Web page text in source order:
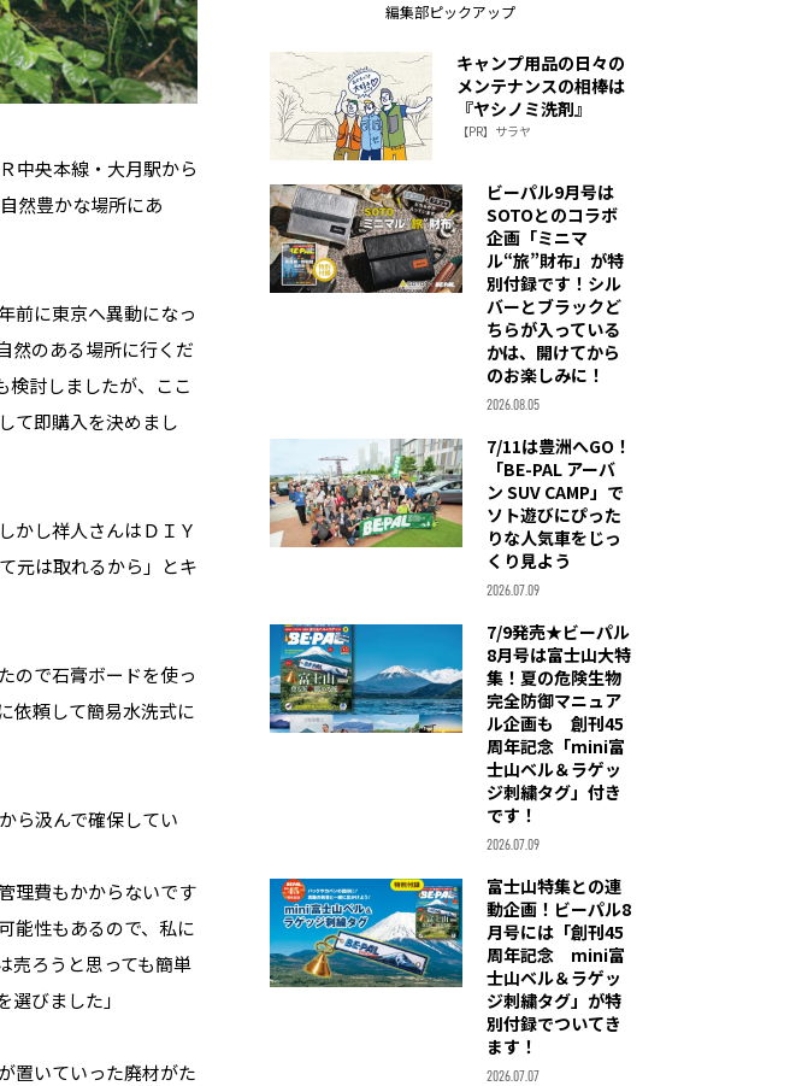
中央本線・大月駅から
然豊かな場所にあ
前に東京へ異動になっ
然のある場所に行くだ
検討しましたが、ここ
て即購入を決めまし
かし祥人さんはＤＩＹ
元は取れるから」とキ
ので石膏ボードを使っ
依頼して簡易水洗式に
ら汲んで確保してい
理費もかからないです
能性もあるので、私に
売ろうと思っても簡単
びました」
置いていった廃材がた
編集部ピックアップ
キャンプ用品の日々の
メンテナンスの相棒は
『ヤシノミ洗剤』
【PR】サラヤ
ビーパル9月号は
SOTOとのコラボ
企画「ミニマ
ル“旅”財布」が特
別付録です！シル
バーとブラックど
ちらが入っている
かは、開けてから
のお楽しみに！
2026.08.05
7/11は豊洲へGO！
「BE-PAL アーバ
ン SUV CAMP」で
ソト遊びにぴった
りな人気車をじっ
くり見よう
2026.07.09
7/9発売★ビーパル
8月号は富士山大特
集！夏の危険生物
完全防御マニュア
ル企画も 創刊45
周年記念「mini富
士山ベル＆ラゲッ
ジ刺繍タグ」付き
です！
2026.07.09
富士山特集との連
動企画！ビーパル8
月号には「創刊45
周年記念 mini富
士山ベル＆ラゲッ
ジ刺繍タグ」が特
別付録でついてき
ます！
2026.07.07